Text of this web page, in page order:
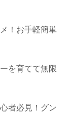
！お手軽簡単
を育てて無限
者必見！グン